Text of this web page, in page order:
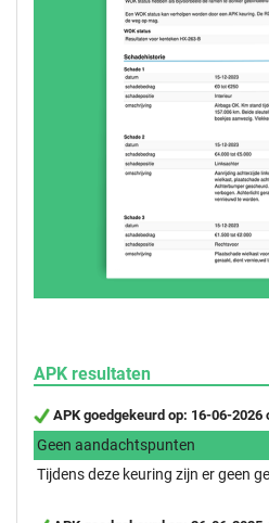
APK resultaten
APK goedgekeurd op: 16-06-2026
Geen aandachtspunten
Tijdens deze keuring zijn er geen